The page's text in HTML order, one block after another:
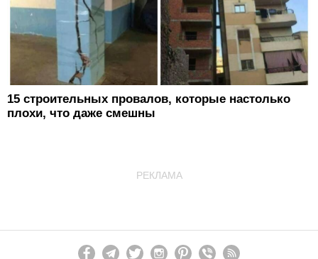
15 строительных провалов, которые настолько
плохи, что даже смешны
РЕКЛАМА